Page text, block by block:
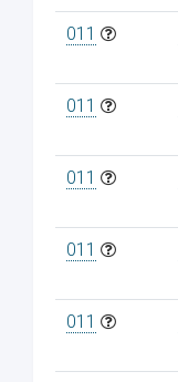
011
011
011
011
011